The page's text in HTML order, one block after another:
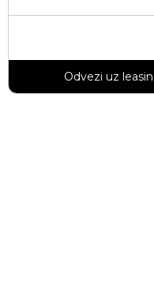
Odvezi uz